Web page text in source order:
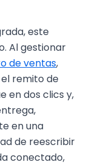
Al gestionar
de ventas,
remito de
en dos clics y,
en una
de reescribir
conectado,